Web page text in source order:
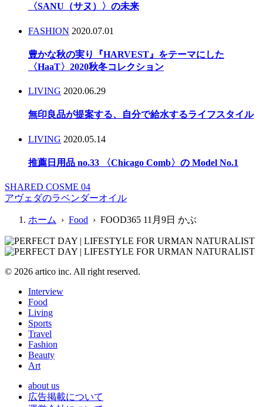
〈SANU（サヌ）〉の未来
FASHION 2020.07.01
豊かな秋の実り『HARVEST』をテーマにした
〈HaaT〉2020秋冬コレクション
LIVING 2020.06.29
無印良品が提案する、自分で給水するライフスタイル
LIVING 2020.05.14
推薦日用品 no.33 〈Chicago Comb〉の Model No.1
SHARED COSME 04
アヴェダのラベンダーオイル
ホーム › Food › FOOD365 11月9日 かぶ
© 2026 artico inc. All right reserved.
Interview
Food
Living
Sports
Travel
Fashion
Beauty
Art
about us
広告掲載について